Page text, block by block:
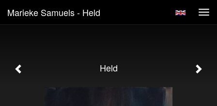
Marieke Samuels - Held
Held